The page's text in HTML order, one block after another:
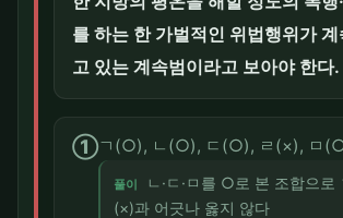
를 하는 한 가벌적인 위법행위가 계
고 있는 계속범이라고 보아야 한다.
①ㄱ(○), ㄴ(○), ㄷ(○), ㄹ(×), ㅁ
풀이
ㄴ·ㄷ·ㅁ를 ○로 본 조합으로
(×)과 어긋나 옳지 않다